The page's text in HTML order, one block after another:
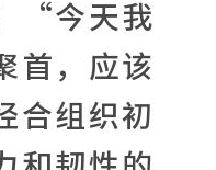
“今天我
首，应该
合组织初